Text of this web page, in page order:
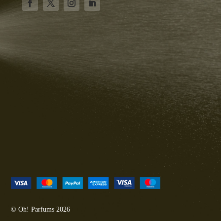
© Oh! Parfums 2026